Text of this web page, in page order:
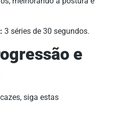
3 séries de 30 segundos.
e
siga estas